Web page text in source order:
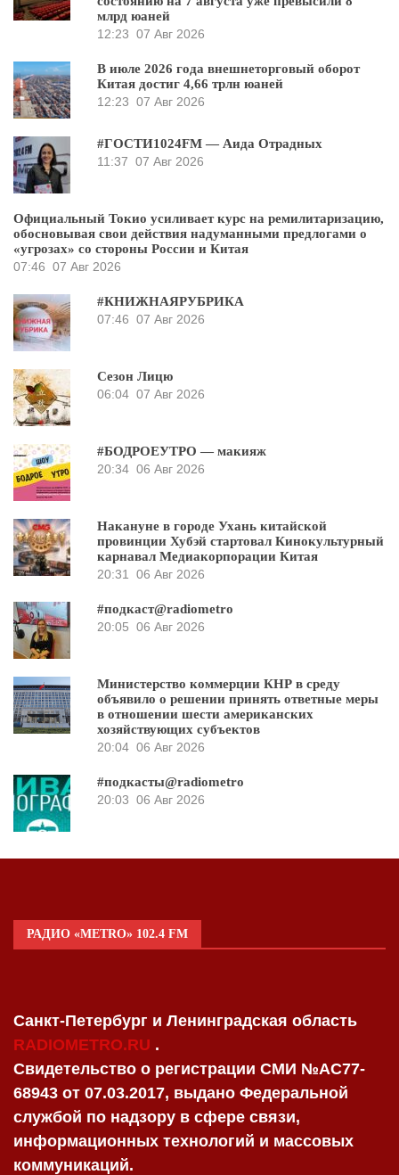
млрд юаней
12:23 07 Авг 2026
В июле 2026 года внешнеторговый оборот
Китая достиг 4,66 трлн юаней
12:23 07 Авг 2026
#ГОСТИ1024FM — Аида Отрадных
11:37 07 Авг 2026
Официальный Токио усиливает курс на ремилитаризацию,
обосновывая свои действия надуманными предлогами о
«угрозах» со стороны России и Китая
07:46 07 Авг 2026
#КНИЖНАЯРУБРИКА
07:46 07 Авг 2026
Сезон Лицю
06:04 07 Авг 2026
#БОДРОЕУТРО — макияж
20:34 06 Авг 2026
Накануне в городе Ухань китайской
провинции Хубэй стартовал Кинокультурный
карнавал Медиакорпорации Китая
20:31
06 Авг 2026
#подкаст@radiometro
20:05 06 Авг 2026
Министерство коммерции КНР в среду
объявило о решении принять ответные меры
в отношении шести американских
хозяйствующих субъектов
20:04 06 Авг 2026
#подкасты@radiometro
20:03 06 Авг 2026
РАДИО «METRO» 102.4 FM
Санкт-Петербург и Ленинградская область
RADIOMETRO.RU .
Свидетельство о регистрации СМИ №AC77-
68943 от 07.03.2017, выдано Федеральной
службой по надзору в сфере связи,
информационных технологий и массовых
коммуникаций.